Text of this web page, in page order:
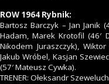
ROW 1964 Rybnik:
Bartosz Barczyk – Jan Janik
Hadam, Marek Krotofil (46′
Nikodem Juraszczyk),
Jakub Wróbel, Kasjan
(57′ Mateusz Cywka).
TRENER: Ołeksandr